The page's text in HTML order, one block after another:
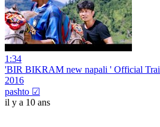
1:34
'BIR BIKRAM new napali ' Official
2016
pashto ☑
il y a 10 ans